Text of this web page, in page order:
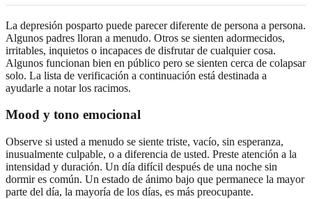
La depresión posparto puede parecer diferente de persona a persona.
Algunos padres lloran a menudo. Otros se sienten adormecidos,
irritables, inquietos o incapaces de disfrutar de cualquier cosa.
Algunos funcionan bien en público pero se sienten cerca de colapsar
solo. La lista de verificación a continuación está destinada a
ayudarle a notar los racimos.
Mood y tono emocional
Observe si usted a menudo se siente triste, vacío, sin esperanza,
inusualmente culpable, o a diferencia de usted. Preste atención a la
intensidad y duración. Un día difícil después de una noche sin
dormir es común. Un estado de ánimo bajo que permanece la mayor
parte del día, la mayoría de los días, es más preocupante.